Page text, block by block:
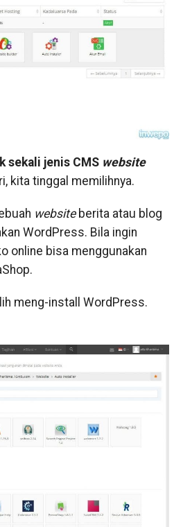
sekali jenis CMS website
kita tinggal memilihnya.
websiteberita atau blog
WordPress. Bila ingin
online bisa menggunakan
meng-install WordPress.